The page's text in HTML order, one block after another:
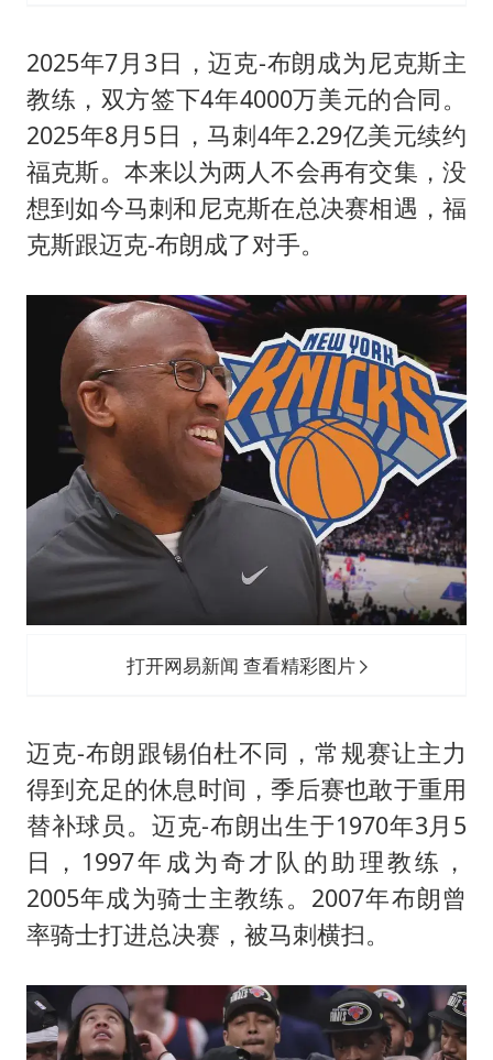
2025年7月3日，迈克-布朗成为尼克斯主
教练，双方签下4年4000万美元的合同。
2025年8月5日，马刺4年2.29亿美元续约
福克斯。本来以为两人不会再有交集，没
想到如今马刺和尼克斯在总决赛相遇，福
克斯跟迈克-布朗成了对手。
打开网易新闻 查看精彩图片
迈克-布朗跟锡伯杜不同，常规赛让主力
得到充足的休息时间，季后赛也敢于重用
替补球员。迈克-布朗出生于1970年3月5
日，1997年成为奇才队的助理教练，
2005年成为骑士主教练。2007年布朗曾
率骑士打进总决赛，被马刺横扫。